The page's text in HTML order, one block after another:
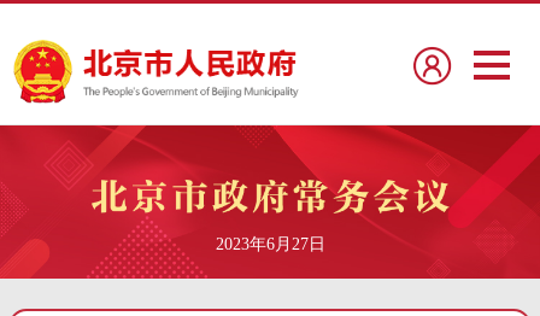
2023年6月27日